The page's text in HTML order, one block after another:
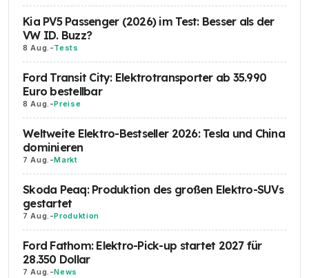
Kia PV5 Passenger (2026) im Test: Besser als der
VW ID. Buzz?
8 Aug. -Tests
Ford Transit City: Elektrotransporter ab 35.990
Euro bestellbar
8 Aug. -Preise
Weltweite Elektro-Bestseller 2026: Tesla und China
dominieren
7 Aug. -Markt
Skoda Peaq: Produktion des großen Elektro-SUVs
gestartet
7 Aug. -Produktion
Ford Fathom: Elektro-Pick-up startet 2027 für
28.350 Dollar
7 Aug. -News